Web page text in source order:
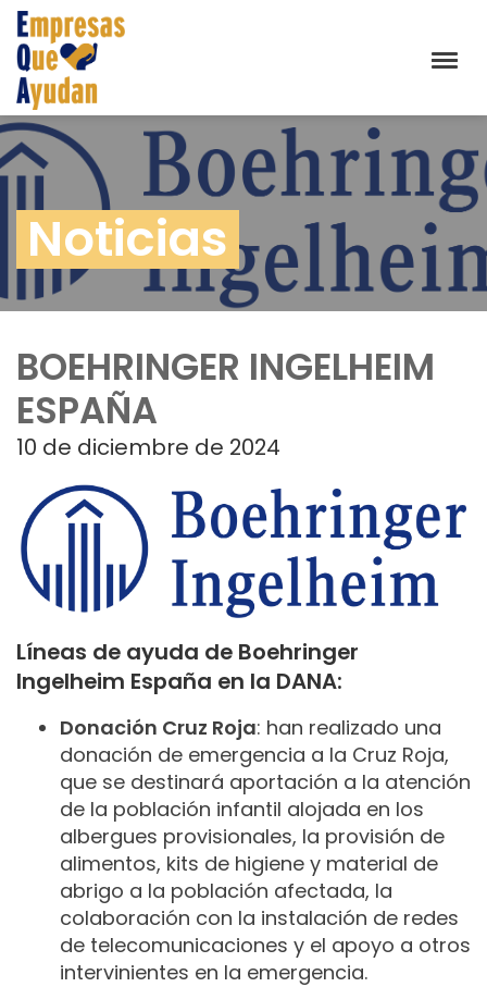
Noticias
BOEHRINGER INGELHEIM
ESPAÑA
10 de diciembre de 2024
Líneas de ayuda de Boehringer
Ingelheim España en la DANA:
Donación Cruz Roja: han realizado una
donación de emergencia a la Cruz Roja,
que se destinará aportación a la atención
de la población infantil alojada en los
albergues provisionales, la provisión de
alimentos, kits de higiene y material de
abrigo a la población afectada, la
colaboración con la instalación de redes
de telecomunicaciones y el apoyo a otros
intervinientes en la emergencia.